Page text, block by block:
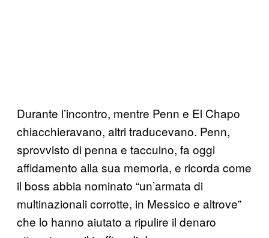
Durante l’incontro, mentre Penn e El Chapo
chiacchieravano, altri traducevano. Penn,
sprovvisto di penna e taccuino, fa oggi
affidamento alla sua memoria, e ricorda come
il boss abbia nominato “un’armata di
multinazionali corrotte, in Messico e altrove”
che lo hanno aiutato a ripulire il denaro